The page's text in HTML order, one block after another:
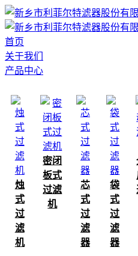
首页
关于我们
产品中心
烛
式
过
滤
机
密闭
板式
过滤
机
芯
式
过
滤
器
袋
式
过
滤
器